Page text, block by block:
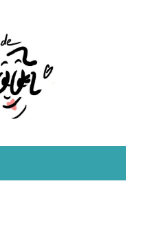
– le
Nadoo